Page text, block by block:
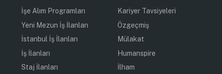
İşe Alım Programları
Yeni Mezun İş İlanları
İstanbul İş İlanları
İş İlanları
Staj İlanları
Kariyer Tavsiyeleri
Özgeçmiş
Mülakat
Humanspire
İlham